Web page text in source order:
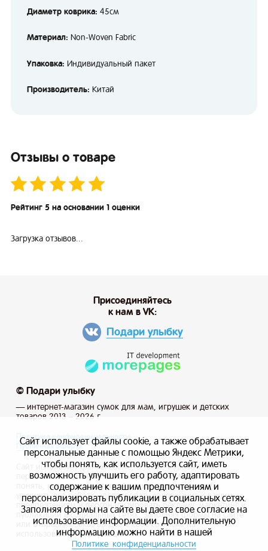
Диаметр коврика: 45см
Материал: Non-Woven Fabric
Упаковка: Индивидуальный пакет
Производитель: Китай
Отзывы о товаре
Рейтинг 5 на основании 1 оценки
Загрузка отзывов...
© Подари улыбку
— интернет-магазин сумок для мам, игрушек и детских
товаров 2013 – 2026 г.
Присоединяйтесь
к нам в VK:
Подари улыбку
Политика конфиденциальности
Публичная оферта
Сайт использует файлы cookie, а также обрабатывает
персональные данные с помощью Яндекс Метрики, чтобы
понять, как используется сайт, и иметь возможность
улучшить его работу, адаптировать содержание к вашим
предпочтениям и персонализировать рекламу, маркетинг и
публикации в социальных сетях. Заполняя формы на сайте
или отправляя заказ вы даете свое согласие на
использование информации.
Сайт использует файлы cookie, а также обрабатывает
персональные данные с помощью Яндекс Метрики,
чтобы понять, как используется сайт, иметь
возможность улучшить его работу, адаптировать
содержание к вашим предпочтениям и
персонализировать публикации в социальных сетях.
Заполняя формы на сайте вы даете свое согласие на
использование информации. Дополнительную
информацию можно найти в нашей
Политике конфиденциальности